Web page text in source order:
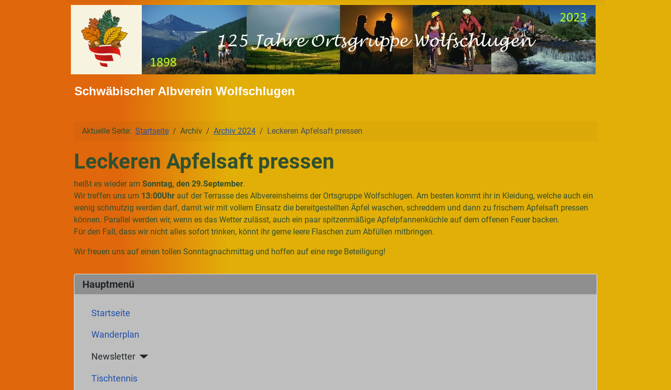
Schwäbischer Albverein Wolfschlugen
Hauptmenü
Startseite
Wanderplan
Newsletter
Tischtennis
Aktuelle Seite: Startseite Archiv Archiv 2024 Leckeren Apfelsaft pressen
Leckeren Apfelsaft pressen
heißt es wieder am Sonntag, den 29.September.
Wir treffen uns um 13:00Uhr auf der Terrasse des Albvereinsheims der Ortsgruppe Wolfschlugen. Am besten kommt ihr in Kleidung, welche auch ein
wenig schmutzig werden darf, damit wir mit vollem Einsatz die bereitgestellten Äpfel waschen, schreddern und dann zu frischem Apfelsaft pressen
können. Parallel werden wir, wenn es das Wetter zulässt, auch ein paar spitzenmäßige Apfelpfannenküchle auf dem offenen Feuer backen.
Für den Fall, dass wir nicht alles sofort trinken, könnt ihr gerne leere Flaschen zum Abfüllen mitbringen.
Wir freuen uns auf einen tollen Sonntagnachmittag und hoffen auf eine rege Beteiligung!